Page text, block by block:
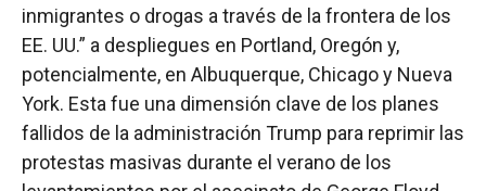
inmigrantes o drogas a través de la frontera de los
EE. UU.” a despliegues en Portland, Oregón y,
potencialmente, en Albuquerque, Chicago y Nueva
York. Esta fue una dimensión clave de los planes
fallidos de la administración Trump para reprimir las
protestas masivas durante el verano de los